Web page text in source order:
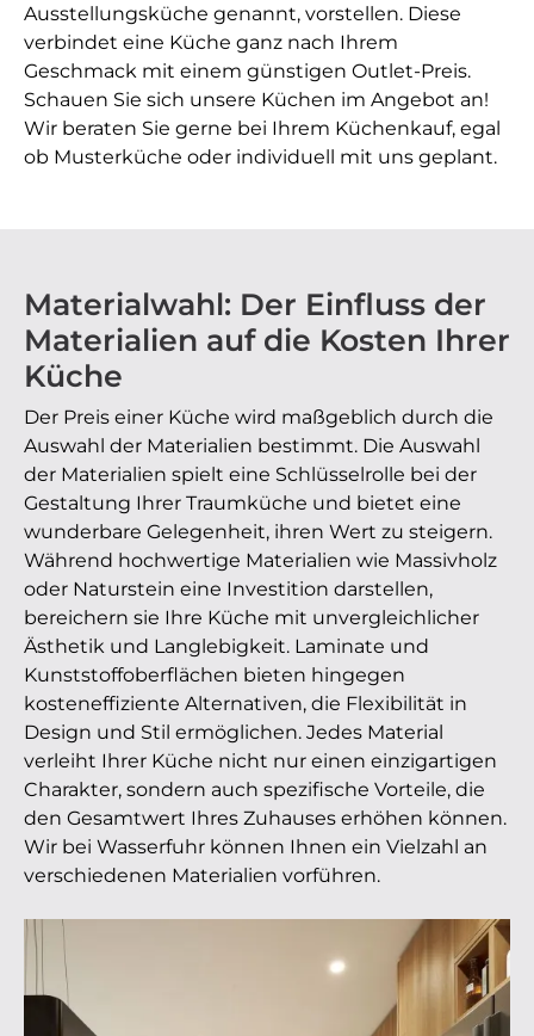
Ausstellungsküche genannt, vorstellen. Diese
verbindet eine Küche ganz nach Ihrem
Geschmack mit einem günstigen Outlet-Preis.
Schauen Sie sich unsere Küchen im Angebot an!
Wir beraten Sie gerne bei Ihrem Küchenkauf, egal
ob Musterküche oder individuell mit uns geplant.
Materialwahl: Der Einfluss der
Materialien auf die Kosten Ihrer
Küche
Der Preis einer Küche wird maßgeblich durch die
Auswahl der Materialien bestimmt. Die Auswahl
der Materialien spielt eine Schlüsselrolle bei der
Gestaltung Ihrer Traumküche und bietet eine
wunderbare Gelegenheit, ihren Wert zu steigern.
Während hochwertige Materialien wie Massivholz
oder Naturstein eine Investition darstellen,
bereichern sie Ihre Küche mit unvergleichlicher
Ästhetik und Langlebigkeit. Laminate und
Kunststoffoberflächen bieten hingegen
kosteneffiziente Alternativen, die Flexibilität in
Design und Stil ermöglichen. Jedes Material
verleiht Ihrer Küche nicht nur einen einzigartigen
Charakter, sondern auch spezifische Vorteile, die
den Gesamtwert Ihres Zuhauses erhöhen können.
Wir bei Wasserfuhr können Ihnen ein Vielzahl an
verschiedenen Materialien vorführen.